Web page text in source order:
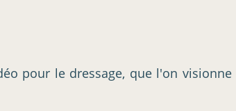
pour le dressage, que l'on visionne